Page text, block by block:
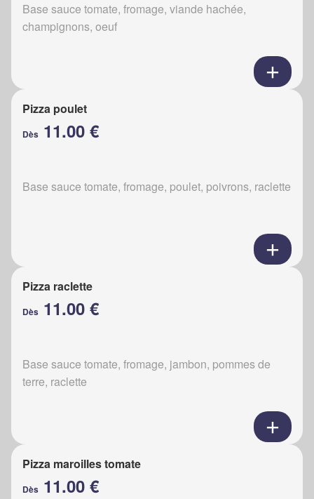
Base sauce tomate, fromage, viande hachée,
champignons, oeuf
Pizza poulet
Dès 11.00 €
Base sauce tomate, fromage, poulet, poivrons, raclette
Pizza raclette
Dès 11.00 €
Base sauce tomate, fromage, jambon, pommes de
terre, raclette
Pizza maroilles tomate
Dès 11.00 €